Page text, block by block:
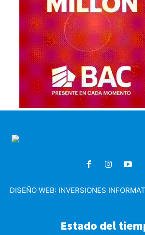
DISEÑO WEB: INVERSIONES
Estado del